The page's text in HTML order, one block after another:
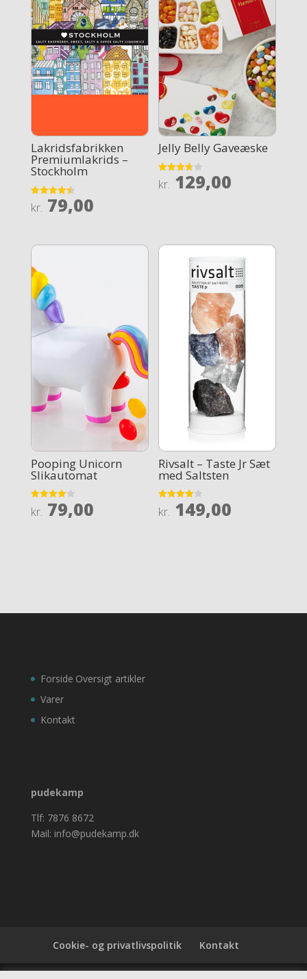
Lakridsfabrikken
Premiumlakrids –
Stockholm
Rated
4.5
kr. 79,00
Jelly Belly Gaveæske
Rated
3.7
kr. 129,00
Pooping Unicorn
Slikautomat
Rated
4.1
kr. 79,00
Rivsalt – Taste Jr Sæt
med Saltsten
Rated
3.9
kr. 149,00
Forside
Varer
Kontakt
Oversigt artikler
pudekamp
Tlf: 7876 8672
Mail: info@pudekamp.dk
Cookie- og privatlivspolitik Kontakt